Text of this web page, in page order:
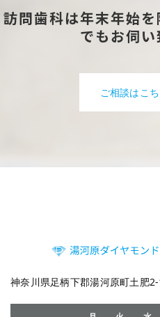
訪問歯科は年末年始
でもお伺い
ご相談はこ
神奈川県足柄下郡湯河原町土肥